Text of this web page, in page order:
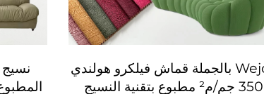
Wejoy بالجملة قماش فيلكرو هولندي
350 جم/م² مطبوع بتقنية النسيج
نسيج